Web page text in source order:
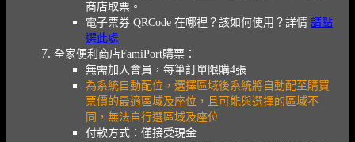
商店取票。
電子票券 QRCode 在哪裡？該如何使用？詳情 請點
選此處
全家便利商店FamiPort購票：
無需加入會員，每筆訂單限購4張
為系統自動配位，選擇區域後系統將自動配至購買
票價的最適區域及座位，且可能與選擇的區域不
同，無法自行選區域及座位
付款方式：僅接受現金